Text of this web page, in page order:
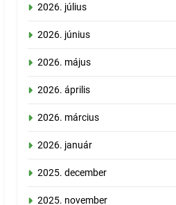
2026. július
2026. június
2026. május
2026. április
2026. március
2026. január
2025. december
2025. november